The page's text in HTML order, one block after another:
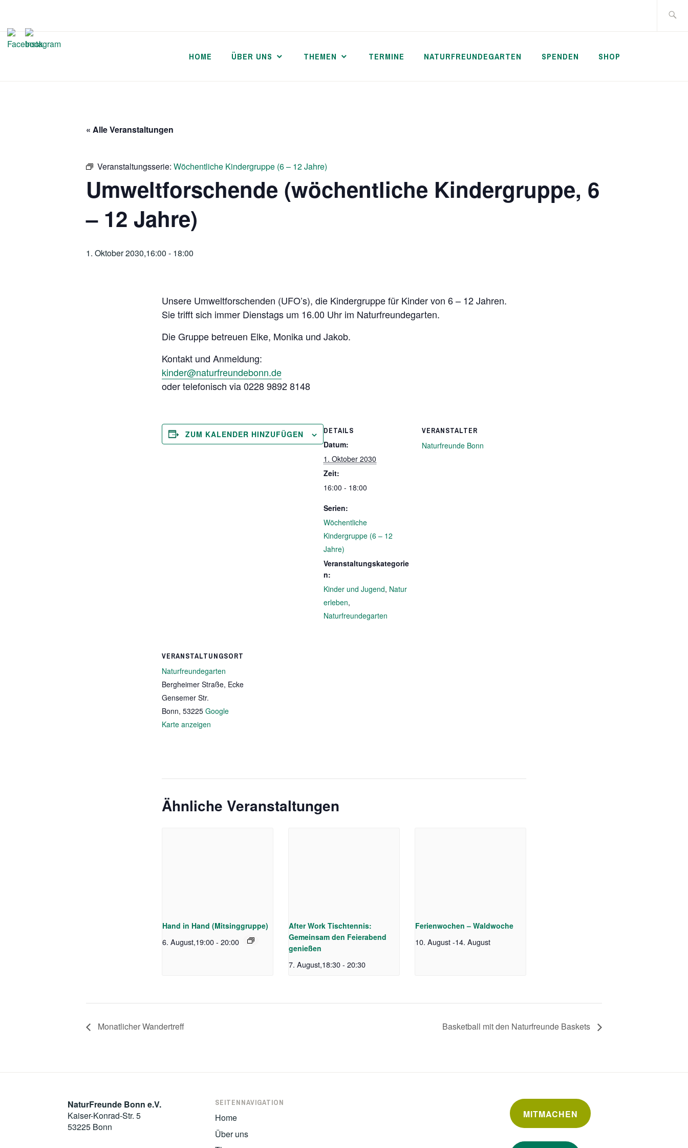
springen
nach:
HOME ÜBER UNS THEMEN TERMINE NATURFREUNDEGARTEN SPENDEN SHOP
« Alle Veranstaltungen
Veranstaltungsserie: Wöchentliche Kindergruppe (6 – 12 Jahre)
Umweltforschende (wöchentliche Kindergruppe, 6
– 12 Jahre)
1. Oktober 2030,16:00 - 18:00
Unsere Umweltforschenden (UFO’s), die Kindergruppe für Kinder von 6 – 12 Jahren.
Sie trifft sich immer Dienstags um 16.00 Uhr im Naturfreundegarten.
Die Gruppe betreuen Elke, Monika und Jakob.
Kontakt und Anmeldung:
kinder@naturfreundebonn.de
oder telefonisch via 0228 9892 8148
ZUM KALENDER HINZUFÜGEN DETAILS
Datum:
1. Oktober 2030
Zeit:
16:00 - 18:00
Serien:
Wöchentliche
Kindergruppe (6 – 12
Jahre)
Veranstaltungskategorie
n:
Kinder und Jugend, Natur
erleben,
Naturfreundegarten
VERANSTALTER
Naturfreunde Bonn
VERANSTALTUNGSORT
Naturfreundegarten
Bergheimer Straße, Ecke
Gensemer Str.
Bonn, 53225 Google
Karte anzeigen
Ähnliche Veranstaltungen
Hand in Hand (Mitsinggruppe)
6. August,19:00- 20:00
After Work Tischtennis:
Gemeinsam den Feierabend
genießen
7. August,18:30- 20:30
Ferienwochen – Waldwoche
10. August -14. August
Monatlicher Wandertreff Basketball mit den Naturfreunde Baskets
NaturFreunde Bonn e.V.
Kaiser-Konrad-Str. 5
53225 Bonn
SEITENNAVIGATION
Home
Über uns
MITMACHEN